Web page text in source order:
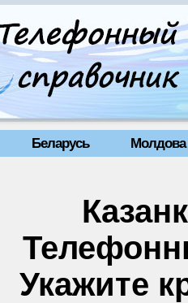
Беларусь Молдова
Укажите